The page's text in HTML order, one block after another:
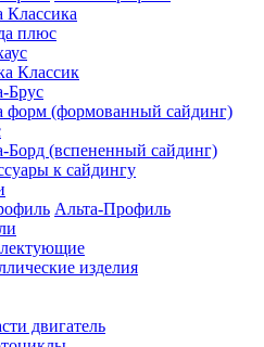
Классика
плюс
Классик
Брус
форм (формованный сайдинг)
Борд (вспененный сайдинг)
к сайдингу
Альта-Профиль
изделия
двигатель